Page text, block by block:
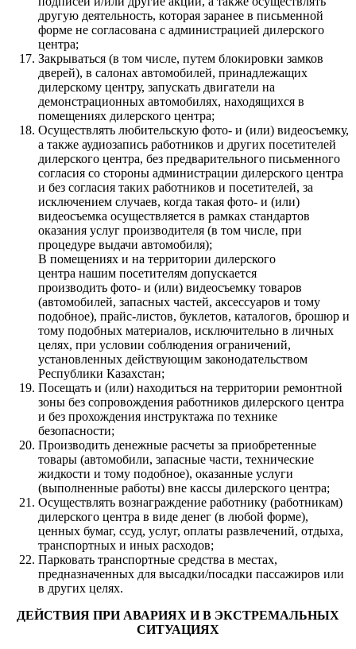
другую деятельность, которая заранее в письменной
форме не согласована с администрацией дилерского
центра;
Закрываться (в том числе, путем блокировки замков
дверей), в салонах автомобилей, принадлежащих
дилерскому центру, запускать двигатели на
демонстрационных автомобилях, находящихся в
помещениях дилерского центра;
Осуществлять любительскую фото- и (или) видеосъемку,
а также аудиозапись работников и других посетителей
дилерского центра, без предварительного письменного
согласия со стороны администрации дилерского центра
и без согласия таких работников и посетителей, за
исключением случаев, когда такая фото- и (или)
видеосъемка осуществляется в рамках стандартов
оказания услуг производителя (в том числе, при
процедуре выдачи автомобиля);
В помещениях и на территории дилерского
центра нашим посетителям допускается
производить фото- и (или) видеосъемку товаров
(автомобилей, запасных частей, аксессуаров и тому
подобное), прайс-листов, буклетов, каталогов, брошюр и
тому подобных материалов, исключительно в личных
целях, при условии соблюдения ограничений,
установленных действующим законодательством
Республики Казахстан;
Посещать и (или) находиться на территории ремонтной
зоны без сопровождения работников дилерского центра
и без прохождения инструктажа по технике
безопасности;
Производить денежные расчеты за приобретенные
товары (автомобили, запасные части, технические
жидкости и тому подобное), оказанные услуги
(выполненные работы) вне кассы дилерского центра;
Осуществлять вознаграждение работнику (работникам)
дилерского центра в виде денег (в любой форме),
ценных бумаг, ссуд, услуг, оплаты развлечений, отдыха,
транспортных и иных расходов;
Парковать транспортные средства в местах,
предназначенных для высадки/посадки пассажиров или
в других целях.
ДЕЙСТВИЯ ПРИ АВАРИЯХ И В ЭКСТРЕМАЛЬНЫХ
СИТУАЦИЯХ